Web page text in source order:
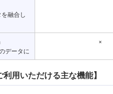
融合し
データに
×
利用いただける主な機能】